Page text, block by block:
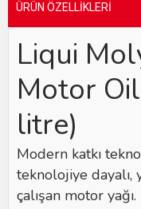
ÜRÜN ÖZELLIKLERI
Liqui
Motor
litre)
Modern katkı
teknolojiye dayalı,
çalışan motor yağı.